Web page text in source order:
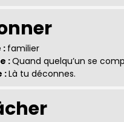
: familier
:Quand quelqu’un se
:Là tu déconnes.